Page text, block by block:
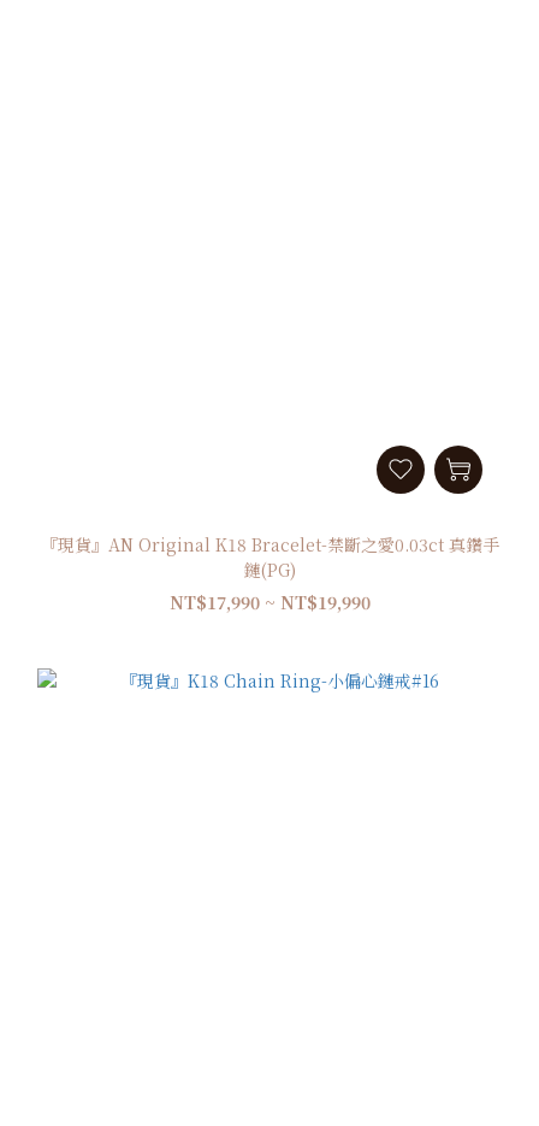
『現貨』AN Original K18 Bracelet-禁斷之愛0.03ct 真鑽手
鏈(PG)
NT$17,990 ~ NT$19,990